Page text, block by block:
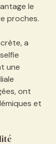
le
proches.
a
une
ont
et